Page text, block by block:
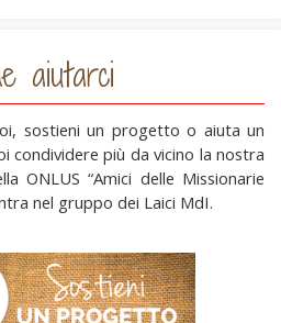
aiutarci
sostieni un progetto o aiuta un
condividere più da vicino la nostra
ONLUS “Amici delle Missionarie
nel gruppo dei Laici MdI.